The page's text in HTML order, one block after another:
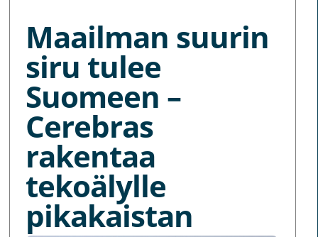
Maailman suurin
siru tulee
Suomeen –
Cerebras
rakentaa
tekoälylle
pikakaistan